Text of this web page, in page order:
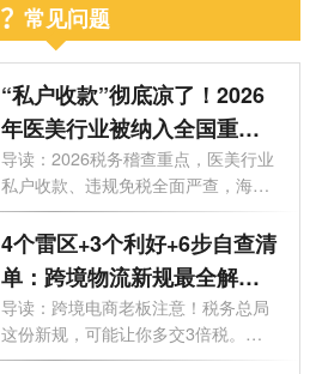
常见问题
“私户收款”彻底凉了！2026
年医美行业被纳入全国重点
整治，840万罚单砸向上市公
司，海南老板务必自查这3条
红线
导读：2026税务稽查重点，医美行业
私户收款、违规免税全面严查，海南
企业...
4个雷区+3个利好+6步自查清
单：跨境物流新规最全解
读，老板必存
导读：跨境电商老板注意！税务总局
这份新规，可能让你多交3倍税。看
似管...